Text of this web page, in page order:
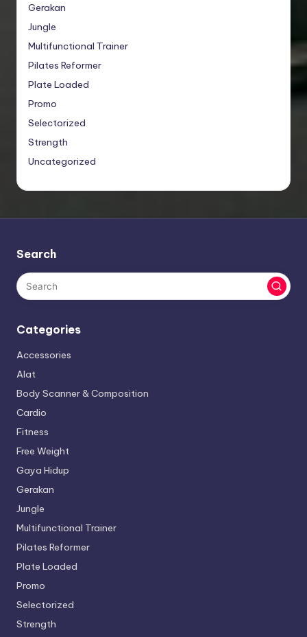
Gerakan
Jungle
Multifunctional Trainer
Pilates Reformer
Plate Loaded
Promo
Selectorized
Strength
Uncategorized
Search
Categories
Accessories
Alat
Body Scanner & Composition
Cardio
Fitness
Free Weight
Gaya Hidup
Gerakan
Jungle
Multifunctional Trainer
Pilates Reformer
Plate Loaded
Promo
Selectorized
Strength